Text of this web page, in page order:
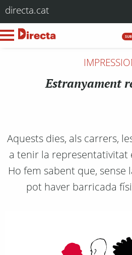
directa.cat
Estranyament
Aquests dies, als carrers,
a tenir la representativitat
Ho fem sabent que, sense
pot haver barricada